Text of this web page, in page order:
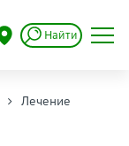
Найти
Лечение